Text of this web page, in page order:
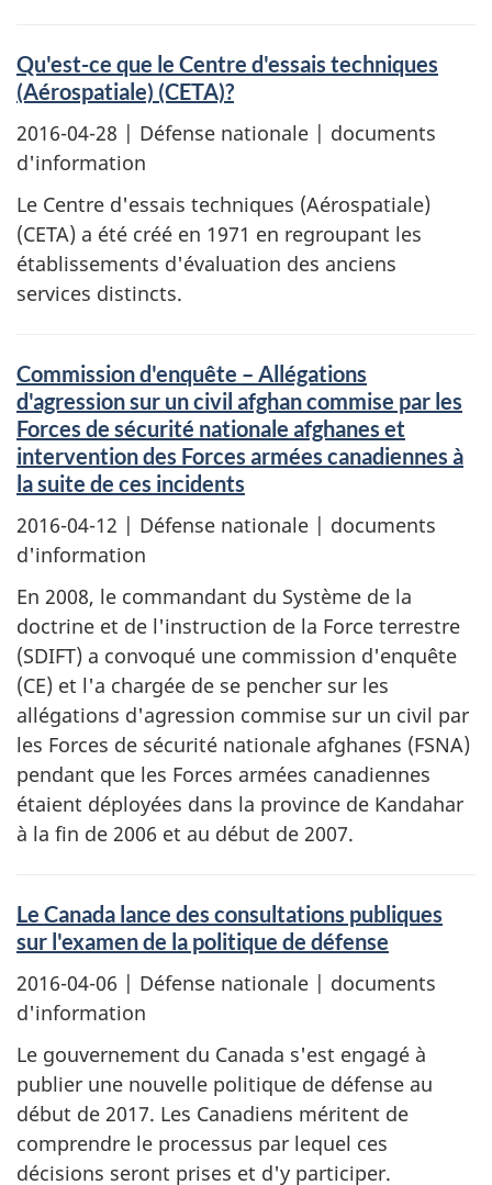
Qu'est-ce que le Centre d'essais techniques
(Aérospatiale) (CETA)?
2016-04-28 | Défense nationale | documents
d'information
Le Centre d'essais techniques (Aérospatiale)
(CETA) a été créé en 1971 en regroupant les
établissements d'évaluation des anciens
services distincts.
Commission d'enquête – Allégations
d'agression sur un civil afghan commise par les
Forces de sécurité nationale afghanes et
intervention des Forces armées canadiennes à
la suite de ces incidents
2016-04-12 | Défense nationale | documents
d'information
En 2008, le commandant du Système de la
doctrine et de l'instruction de la Force terrestre
(SDIFT) a convoqué une commission d'enquête
(CE) et l'a chargée de se pencher sur les
allégations d'agression commise sur un civil par
les Forces de sécurité nationale afghanes (FSNA)
pendant que les Forces armées canadiennes
étaient déployées dans la province de Kandahar
à la fin de 2006 et au début de 2007.
Le Canada lance des consultations publiques
sur l'examen de la politique de défense
2016-04-06 | Défense nationale | documents
d'information
Le gouvernement du Canada s'est engagé à
publier une nouvelle politique de défense au
début de 2017. Les Canadiens méritent de
comprendre le processus par lequel ces
décisions seront prises et d'y participer.